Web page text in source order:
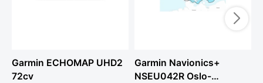
Garmin ECHOMAP UHD2
72cv
Garmin Navionics+
NSEU042R Oslo-